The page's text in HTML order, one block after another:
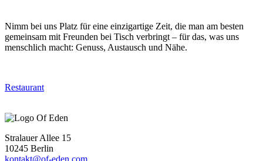
Nimm bei uns Platz für eine einzigartige Zeit, die man am besten
gemeinsam mit Freunden bei Tisch verbringt – für das, was uns
menschlich macht: Genuss, Austausch und Nähe.
Restaurant
Stralauer Allee 15
10245 Berlin